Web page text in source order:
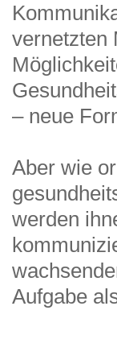
vernetzten
– neue
Aber wie
werden
Aufgabe